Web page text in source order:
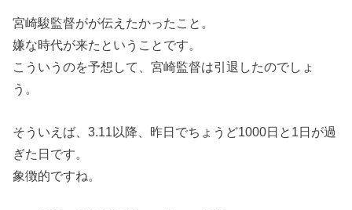
宮崎駿監督がが伝えたかったこと。
嫌な時代が来たということです。
こういうのを予想して、宮崎監督は引退したのでしょ
う。
そういえば、3.11以降、昨日でちょうど1000日と1日が過
ぎた日です。
象徴的ですね。